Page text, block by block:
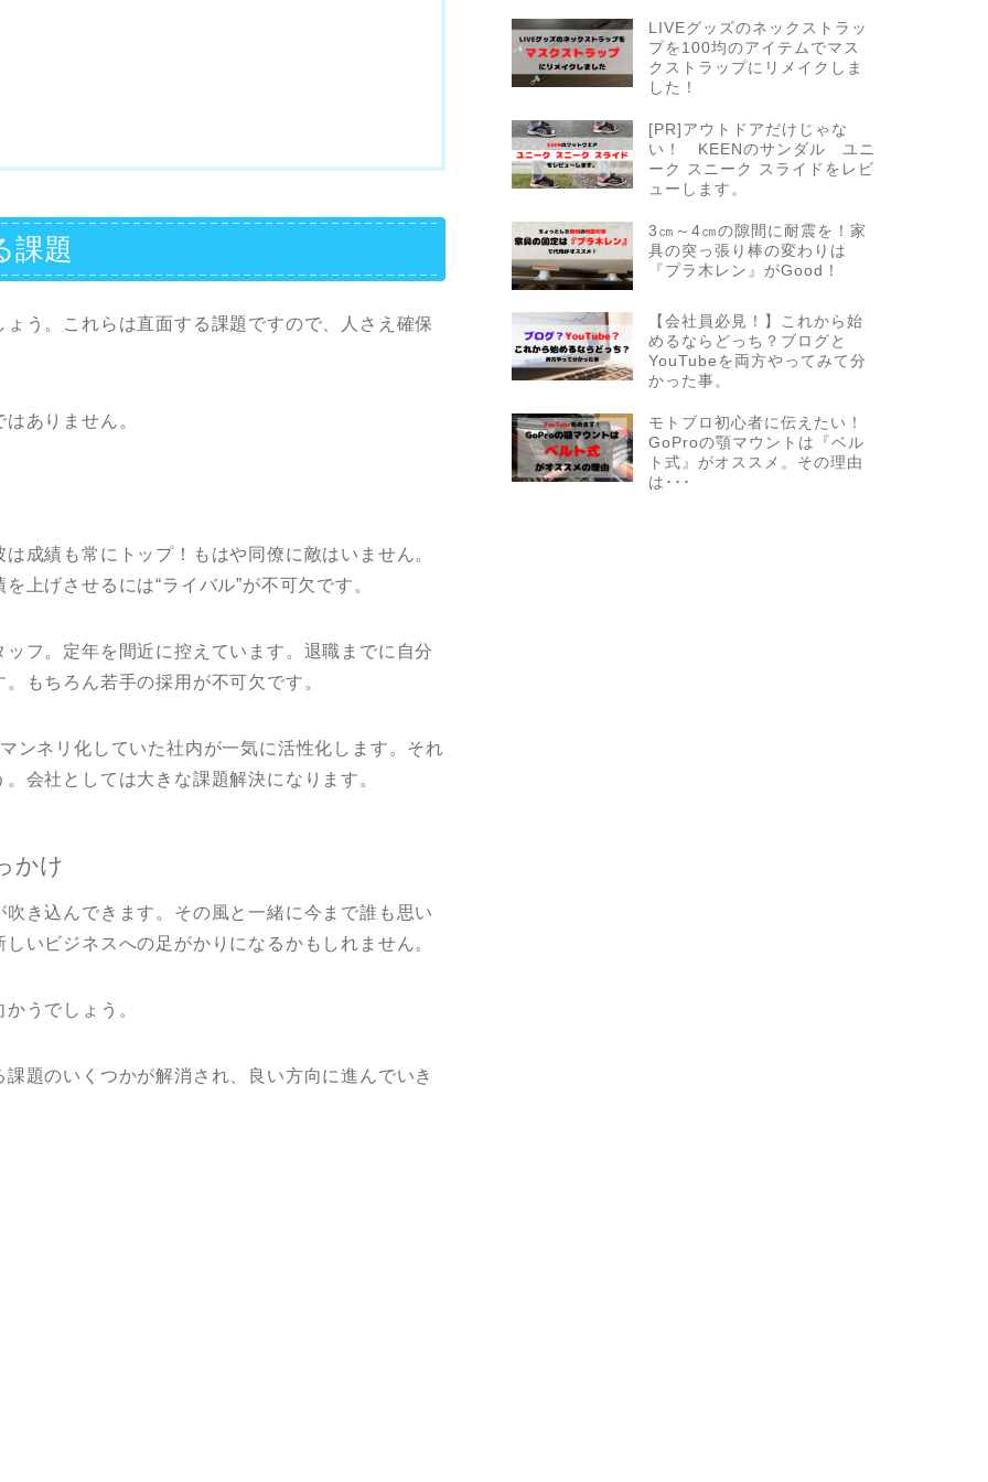
課題
う。これらは直面する課題ですので、人さえ確保
ありません。
成績も常にトップ！もはや同僚に敵はいません。
上げさせるには“ライバル”が不可欠です。
フ。定年を間近に控えています。退職までに自分
もちろん若手の採用が不可欠です。
ンネリ化していた社内が一気に活性化します。それ
会社としては大きな課題解決になります。
かけ
き込んできます。その風と一緒に今まで誰も思い
いビジネスへの足がかりになるかもしれません。
うでしょう。
題のいくつかが解消され、良い方向に進んでいき
LIVEグッズのネックストラッ
プを100均のアイテムでマス
クストラップにリメイクしま
した！
[PR]アウトドアだけじゃな
い！ KEENのサンダル ユニ
ーク スニーク スライドをレビ
ューします。
3㎝～4㎝の隙間に耐震を！家
具の突っ張り棒の変わりは
『プラ木レン』がGood！
【会社員必見！】これから始
めるならどっち？ブログと
YouTubeを両方やってみて分
かった事。
モトブロ初心者に伝えたい！
GoProの顎マウントは『ベル
ト式』がオススメ。その理由
は･･･